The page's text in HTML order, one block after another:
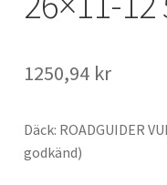
1250,94 kr
Däck: ROADGUIDER
godkänd)